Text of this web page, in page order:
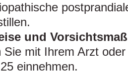
und
Sie mit Ihrem Arzt
einnehmen.